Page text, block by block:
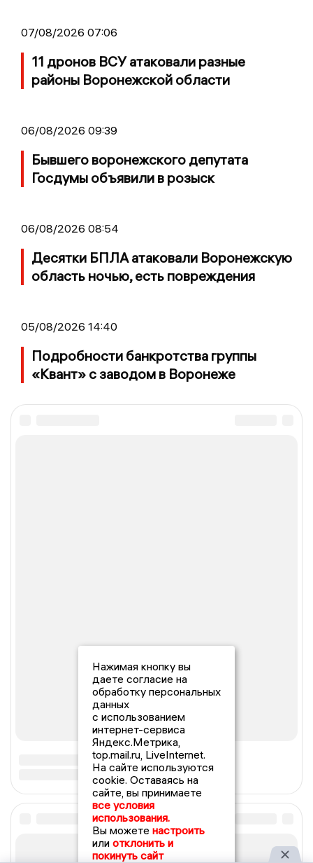
07/08/2026 07:06
11 дронов ВСУ атаковали разные
районы Воронежской области
06/08/2026 09:39
Бывшего воронежского депутата
Госдумы объявили в розыск
06/08/2026 08:54
Десятки БПЛА атаковали Воронежскую
область ночью, есть повреждения
05/08/2026 14:40
Подробности банкротства группы
«Квант» с заводом в Воронеже
Нажимая кнопку вы
даете согласие на
обработку персональных
данных
с использованием
интернет-сервиса
Яндекс.Метрика,
top.mail.ru, LiveInternet.
На сайте используются
cookie. Оставаясь на
сайте, вы принимаете
все условия
использования.
Вы можете настроить
или отклонить и
покинуть сайт